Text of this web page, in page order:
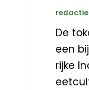
redactie
De
een
rijke